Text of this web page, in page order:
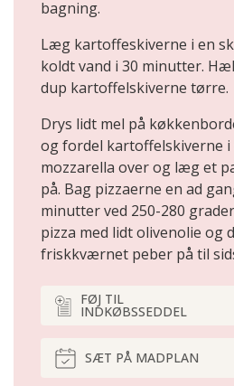
bagning.
Læg kartoffeskiverne i en
koldt vand i 30 minutter.
dup kartoffelskiverne tørre.
Drys lidt mel på
og fordel kartoffelskiverne i
mozzarella over og læg et
på. Bag pizzaerne en ad
minutter ved 250-280
pizza med lidt olivenolie og
friskkværnet peber på til
FØJ TIL
INDKØBSSEDDEL
SÆT PÅ MADPLAN